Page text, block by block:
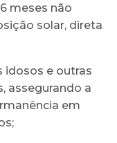
meses não
solar, direta
idosos e outras
assegurando a
em